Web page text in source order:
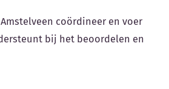
coördineer en voer
bij het beoordelen en